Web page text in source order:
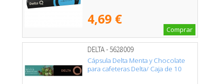
4,69 €
Comprar
DELTA - 5628009
Cápsula Delta Menta y Chocolate
para cafeteras Delta/ Caja de 10